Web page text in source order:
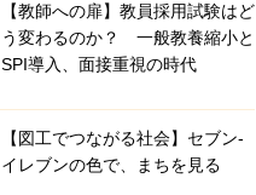
【教師への扉】教員採用試験はど
う変わるのか？ 一般教養縮小と
SPI導入、面接重視の時代
【図工でつながる社会】セブン‐
イレブンの色で、まちを見る